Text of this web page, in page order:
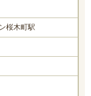
桜木町駅